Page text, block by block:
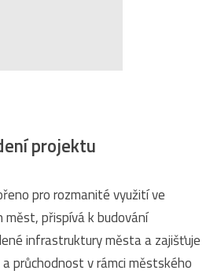
projektu
pro rozmanité využití ve
měst, přispívá k budování
infrastruktury města a zajišťuje
průchodnost v rámci městského